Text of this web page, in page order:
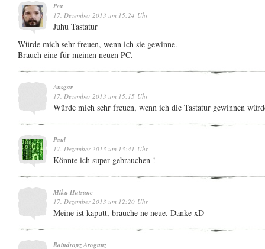
Pex
17. Dezember 2013 um 15:24 Uhr
Juhu Tastatur
Würde mich sehr freuen, wenn ich sie gewinne.
Brauch eine für meinen neuen PC.
Ansgar
17. Dezember 2013 um 15:15 Uhr
Würde mich sehr freuen, wenn ich die Tastatur gewinnen
Paul
17. Dezember 2013 um 13:41 Uhr
Könnte ich super gebrauchen !
Miku Hatsune
17. Dezember 2013 um 12:20 Uhr
Meine ist kaputt, brauche ne neue. Danke xD
Raindropz Arogunz